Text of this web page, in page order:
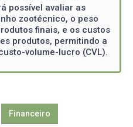
possível avaliar as
zootécnico, o peso
finais, e os custos
produtos, permitindo a
volume-lucro (CVL).
Financeiro